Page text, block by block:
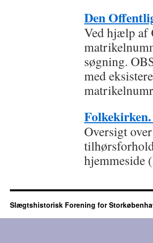
Den
Ved hjælp af
søgning.
med
Oversigt
hjemmeside
Slægtshistorisk Forening for